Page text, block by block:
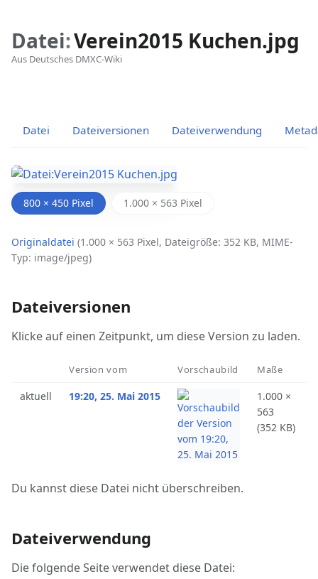
Datei:Verein2015 Kuchen.jpg
Aus Deutsches DMXC-Wiki
Datei Dateiversionen Dateiverwendung
800 × 450 Pixel 1.000 × 563 Pixel
Originaldatei (1.000 × 563 Pixel, Dateigröße: 352 KB, MIME-
Typ: image/jpeg)
Dateiversionen
Klicke auf einen Zeitpunkt, um diese Version zu laden.
Version vom Vorschaubild Maße
aktuell 19:20, 25. Mai 2015
1.000 ×
563
(352 KB)
Du kannst diese Datei nicht überschreiben.
Dateiverwendung
Die folgende Seite verwendet diese Datei: